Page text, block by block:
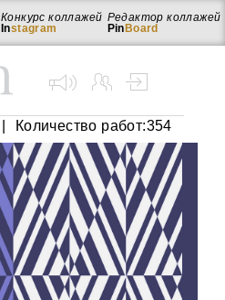
Редактор коллажей
Pin Board
Конкурс коллажей
Instagram
Количество работ:354